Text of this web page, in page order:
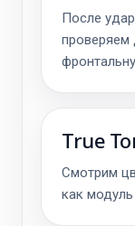
После
проверяем
True
Смотрим
как